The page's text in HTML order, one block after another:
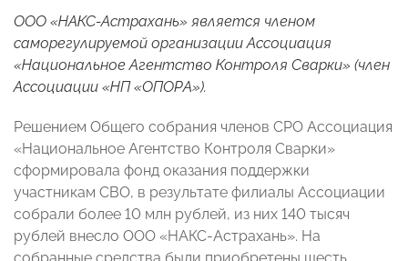
ООО «НАКС-Астрахань» является членом
саморегулируемой организации Ассоциация
«Национальное Агентство Контроля Сварки» (член
Ассоциации «НП «ОПОРА»).
Решением Общего собрания членов СРО Ассоциация
«Национальное Агентство Контроля Сварки»
сформировала фонд оказания поддержки
участникам СВО, в результате филиалы Ассоциации
собрали более 10 млн рублей, из них 140 тысяч
рублей внесло ООО «НАКС-Астрахань». На